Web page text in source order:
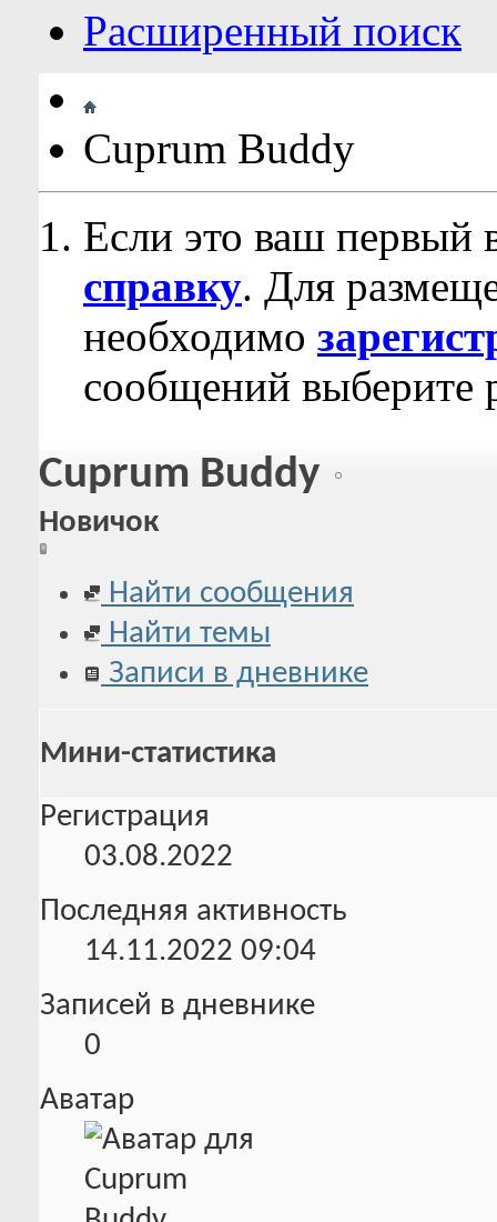
Расширенный поиск
Cuprum Buddy
Если это ваш первый
справку. Для
необходимо
сообщений выберите
Cuprum Buddy
Новичок
Найти сообщения
Найти темы
Записи в дневнике
Мини-статистика
Регистрация
03.08.2022
Последняя активность
14.11.2022 09:04
Записей в дневнике
0
Аватар